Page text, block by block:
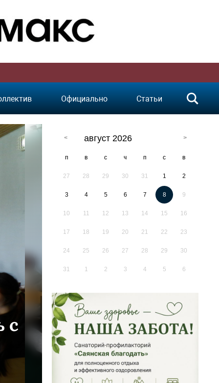
Официально Статьи
с
август 2026
п в с ч п с в
27 28 29 30 31 1 2
3 4 5 6 7 8 9
10 11 12 13 14 15 16
17 18 19 20 21 22 23
24 25 26 27 28 29 30
31 1 2 3 4 5 6